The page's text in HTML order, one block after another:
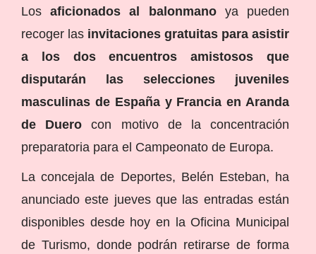
Losaficionados al balonmanoya pueden
recoger las invitaciones gratuitas para asistir
a los dos encuentros amistosos que
disputarán las selecciones juveniles
masculinas de España y Francia en Aranda
de Duerocon motivo de la concentración
preparatoria para el Campeonato de Europa.
La concejala de Deportes, Belén Esteban, ha
anunciado este jueves que las entradas están
disponibles desde hoy en la Oficina Municipal
de Turismo, donde podrán retirarse de forma